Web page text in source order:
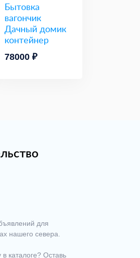
Бытовка
вагончик
Дачный домик
контейнер
78000 ₽
для
нашего севера.
каталоге? Оставь